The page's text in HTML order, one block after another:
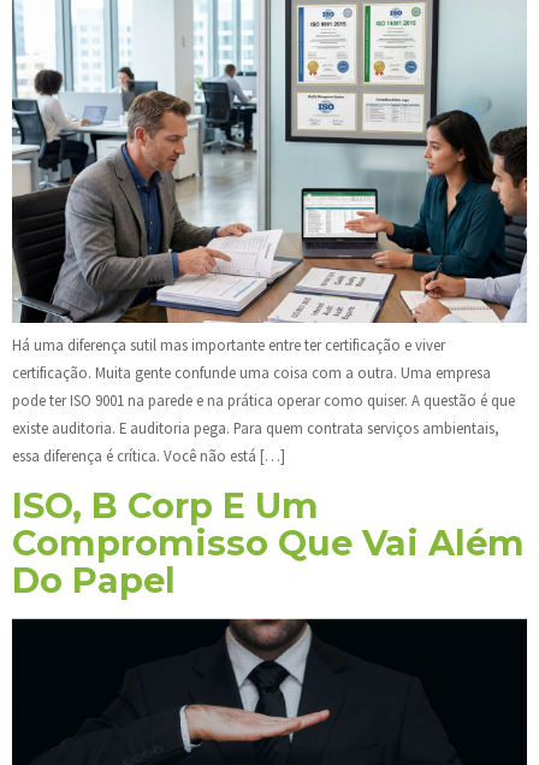
Há uma diferença sutil mas importante entre ter certificação e viver
certificação. Muita gente confunde uma coisa com a outra. Uma empresa
pode ter ISO 9001 na parede e na prática operar como quiser. A questão é que
existe auditoria. E auditoria pega. Para quem contrata serviços ambientais,
essa diferença é crítica. Você não está […]
ISO, B Corp E Um
Compromisso Que Vai Além
Do Papel